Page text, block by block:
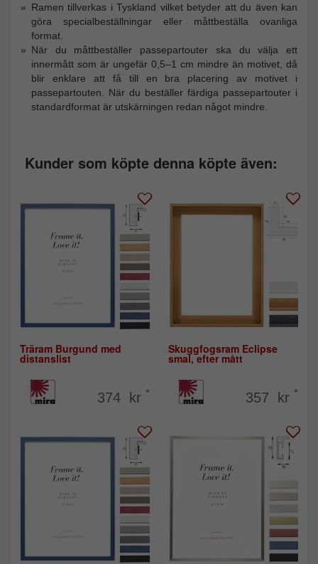
Ramen tillverkas i Tyskland vilket betyder att du även kan
göra specialbeställningar eller måttbeställa ovanliga
format.
När du måttbeställer passepartouter ska du välja ett
innermått som är ungefär 0,5–1 cm mindre än motivet, då
blir enklare att få till en bra placering av motivet i
passepartouten. När du beställer färdiga passepartouter i
standardformat är utskärningen redan något mindre.
Kunder som köpte denna köpte även:
Träram Burgund med
distanslist
374 kr *
Skuggfogsram Eclipse
smal, efter mått
357 kr *